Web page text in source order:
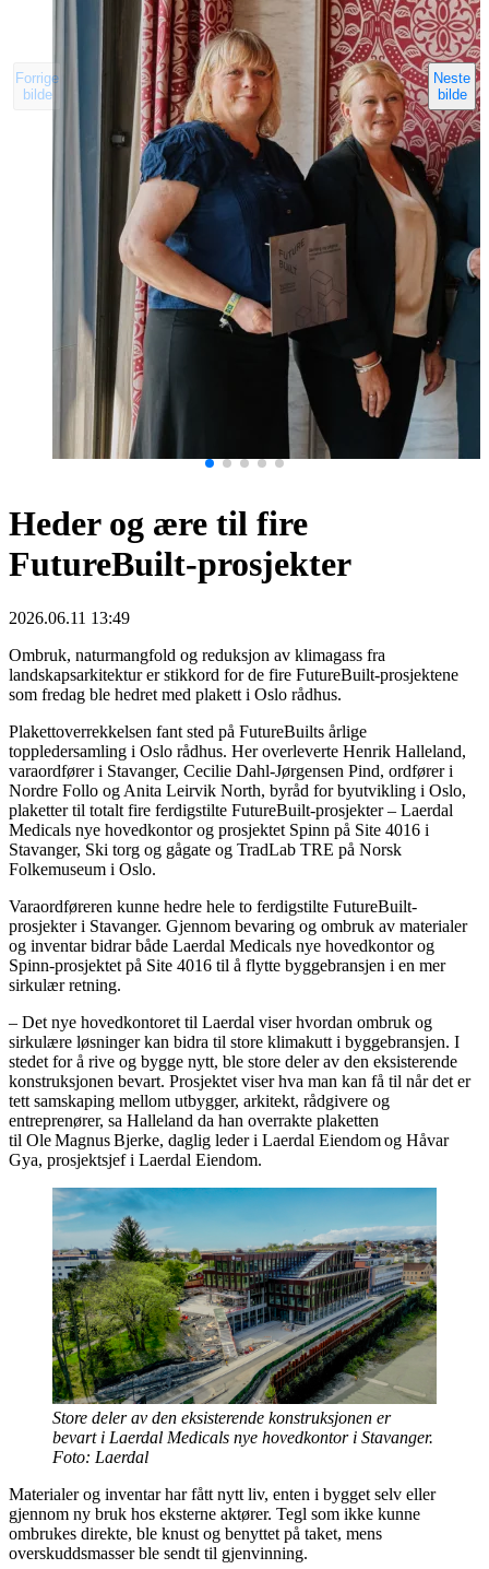
Forrige
bilde
Neste
bilde
Heder og ære til fire
FutureBuilt-prosjekter
2026.06.11 13:49
Ombruk, naturmangfold og reduksjon av klimagass fra
landskapsarkitektur er stikkord for de fire FutureBuilt-prosjektene
som fredag ble hedret med plakett i Oslo rådhus.
Plakettoverrekkelsen fant sted på FutureBuilts årlige
toppledersamling i Oslo rådhus. Her overleverte Henrik Halleland,
varaordfører i Stavanger, Cecilie Dahl-Jørgensen Pind, ordfører i
Nordre Follo og Anita Leirvik North, byråd for byutvikling i Oslo,
plaketter til totalt fire ferdigstilte FutureBuilt-prosjekter – Laerdal
Medicals nye hovedkontor og prosjektet Spinn på Site 4016 i
Stavanger, Ski torg og gågate og TradLab TRE på Norsk
Folkemuseum i Oslo.
Varaordføreren kunne hedre hele to ferdigstilte FutureBuilt-
prosjekter i Stavanger. Gjennom bevaring og ombruk av materialer
og inventar bidrar både Laerdal Medicals nye hovedkontor og
Spinn-prosjektet på Site 4016 til å flytte byggebransjen i en mer
sirkulær retning.
– Det nye hovedkontoret til Laerdal viser hvordan ombruk og
sirkulære løsninger kan bidra til store klimakutt i byggebransjen. I
stedet for å rive og bygge nytt, ble store deler av den eksisterende
konstruksjonen bevart. Prosjektet viser hva man kan få til når det er
tett samskaping mellom utbygger, arkitekt, rådgivere og
entreprenører, sa Halleland da han overrakte plaketten
til Ole Magnus Bjerke, daglig leder i Laerdal Eiendom og Håvar
Gya, prosjektsjef i Laerdal Eiendom.
Store deler av den eksisterende konstruksjonen er
bevart i Laerdal Medicals nye hovedkontor i Stavanger.
Foto: Laerdal
Materialer og inventar har fått nytt liv, enten i bygget selv eller
gjennom ny bruk hos eksterne aktører. Tegl som ikke kunne
ombrukes direkte, ble knust og benyttet på taket, mens
overskuddsmasser ble sendt til gjenvinning.